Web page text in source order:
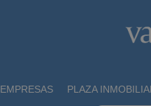
EMPRESAS PLAZA